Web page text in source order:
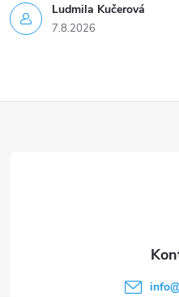
Ludmila Kučerová
7.8.2026
info